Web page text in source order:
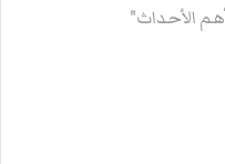
الأحداث"